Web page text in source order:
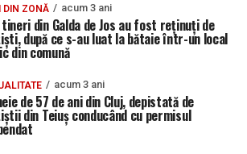
DIN ZONĂ acum 3 ani
din Galda de Jos au fost reținuți de
după ce s-au luat la bătaie într-un local
din comună
acum 3 ani
de 57 de ani din Cluj, depistată de
din Teiuș conducând cu permisul